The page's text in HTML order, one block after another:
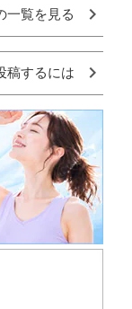
一覧を見る
稿するには